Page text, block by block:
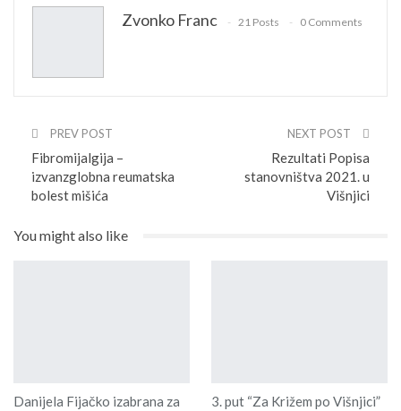
Facebook Messenger Viber
Zvonko Franc 21 Posts 0 Comments
PREV POST
Fibromijalgija –
izvanzglobna reumatska
bolest mišića
NEXT POST
Rezultati Popisa
stanovništva 2021. u
Višnjici
You might also like
Danijela Fijačko izabrana za
3. put “Za Križem po Višnjici”